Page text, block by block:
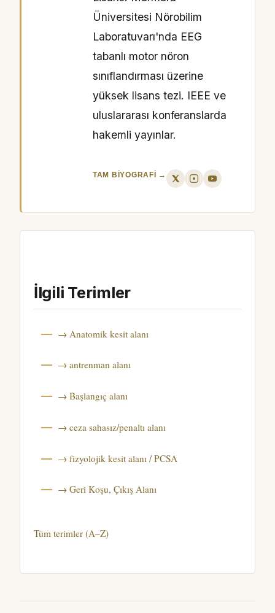
Üniversitesi Nörobilim
Laboratuvarı'nda EEG
tabanlı motor nöron
sınıflandırması üzerine
yüksek lisans tezi. IEEE ve
uluslararası konferanslarda
hakemli yayınlar.
TAM BIYOGRAFI →
İlgili Terimler
→ Anatomik kesit alanı
→ antrenman alanı
→ Başlangıç alanı
→ ceza sahasız/penaltı alanı
→ fizyolojik kesit alanı / PCSA
→ Geri Koşu, Çıkış Alanı
Tüm terimler (A–Z)